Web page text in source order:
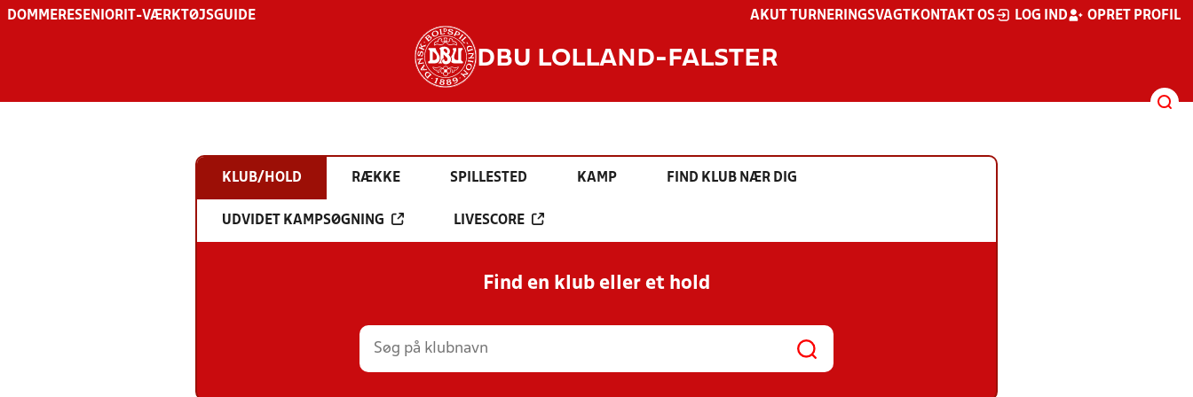
DOMMERESENIOR IT-VÆRKTØJSGUIDE AKUT TURNERINGSVAGT KONTAKT OS LOG IND OPRET PROFIL
DBU LOLLAND-FALSTER
KLUB/HOLD RÆKKE SPILLESTED KAMP FIND KLUB NÆR DIG
UDVIDET KAMPSØGNING LIVESCORE
Find en klub eller et hold